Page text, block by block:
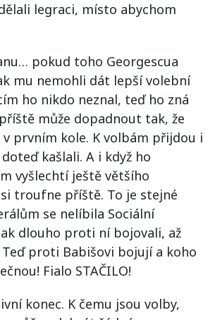
legraci, místo abychom
pokud toho Georgescua
mu nemohli dát lepší volební
ho nikdo neznal, teď ho zná
může dopadnout tak, že
prvním kole. K volbám přijdou i
kašlali. A i když ho
vyšlechtí ještě většího
troufne příště. To je stejné
se nelíbila Sociální
dlouho proti ní bojovali, až
proti Babišovi bojují a koho
Fialo STAČILO!
konec. K čemu jsou volby,